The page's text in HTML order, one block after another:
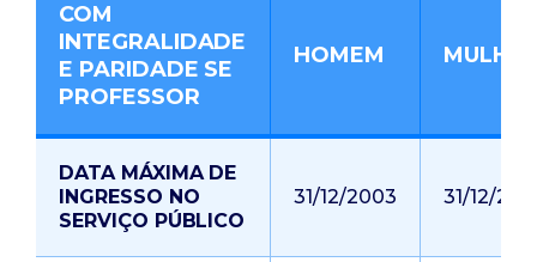
COM
INTEGRALIDADE
E PARIDADE SE
PROFESSOR
HOMEM
DATA MÁXIMA DE
INGRESSO NO
SERVIÇO PÚBLICO
31/12/2003 31/12/